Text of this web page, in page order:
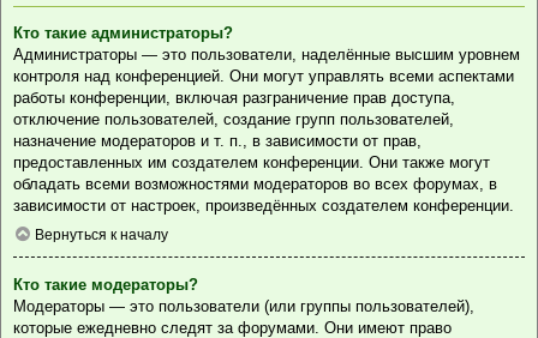
Кто такие администраторы?
Администраторы — это пользователи, наделённые высшим уровнем
контроля над конференцией. Они могут управлять всеми аспектами
работы конференции, включая разграничение прав доступа,
отключение пользователей, создание групп пользователей,
назначение модераторов и т. п., в зависимости от прав,
предоставленных им создателем конференции. Они также могут
обладать всеми возможностями модераторов во всех форумах, в
зависимости от настроек, произведённых создателем конференции.
Вернуться к началу
Кто такие модераторы?
Модераторы — это пользователи (или группы пользователей),
которые ежедневно следят за форумами. Они имеют право